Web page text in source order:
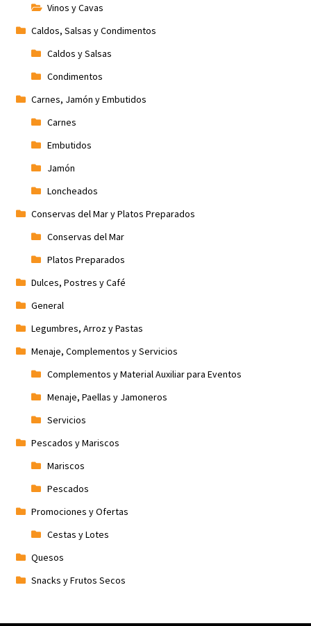
Vinos y Cavas
Caldos, Salsas y Condimentos
Caldos y Salsas
Condimentos
Carnes, Jamón y Embutidos
Carnes
Embutidos
Jamón
Loncheados
Conservas del Mar y Platos Preparados
Conservas del Mar
Platos Preparados
Dulces, Postres y Café
General
Legumbres, Arroz y Pastas
Menaje, Complementos y Servicios
Complementos y Material Auxiliar para Eventos
Menaje, Paellas y Jamoneros
Servicios
Pescados y Mariscos
Mariscos
Pescados
Promociones y Ofertas
Cestas y Lotes
Quesos
Snacks y Frutos Secos